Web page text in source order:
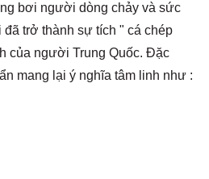
bơi người dòng chảy và sức
đã trở thành sự tích " cá chép
của người Trung Quốc. Đặc
mang lại ý nghĩa tâm linh như :